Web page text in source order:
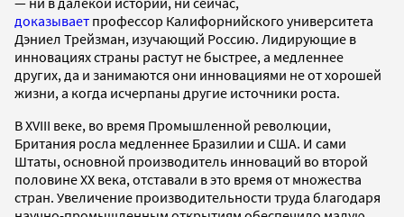
доказывает профессор Калифорнийского университета
Дэниел Трейзман, изучающий Россию. Лидирующие в
инновациях страны растут не быстрее, а медленнее
других, да и занимаются они инновациями не от хорошей
жизни, а когда исчерпаны другие источники роста.
В XVIII веке, во время Промышленной революции,
Британия росла медленнее Бразилии и США. И сами
Штаты, основной производитель инноваций во второй
половине XX века, отставали в это время от множества
стран. Увеличение производительности труда благодаря